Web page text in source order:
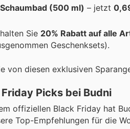
(500 ml) – jetzt
Sie 20% Rabatt auf alle
Geschenksets).
von diesen exklusiven
Picks bei Budni
offiziellen Black Friday hat
Top-Empfehlungen für die